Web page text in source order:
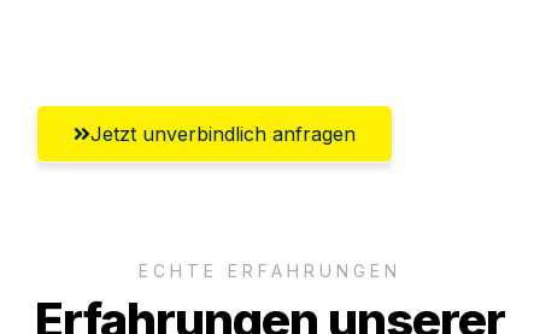
Jetzt unverbindlich anfragen
ECHTE ERFAHRUNGEN
Erfahrungen unserer